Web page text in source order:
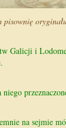
pisownię
Galicji i
na sejmie